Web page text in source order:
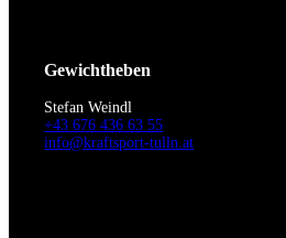
Gewichtheben
Stefan Weindl
+43 676 436 63 55
info@kraftsport-tulln.at